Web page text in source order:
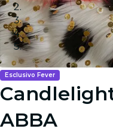
Esclusivo Fever
ABBA